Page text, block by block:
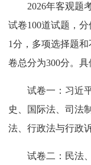
2026年客观题
试卷100道试题，
1分，多项选择题
卷总分为300分。具
试卷一：习近
史、国际法、司法
法、行政法与行政
试卷二：民法